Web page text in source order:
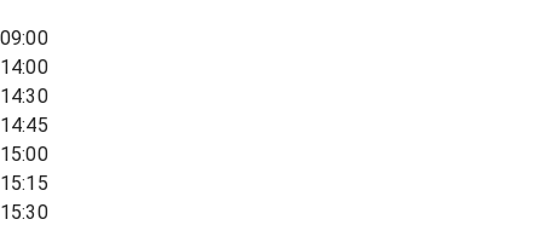
09:00
14:00
14:30
14:45
15:00
15:15
15:30